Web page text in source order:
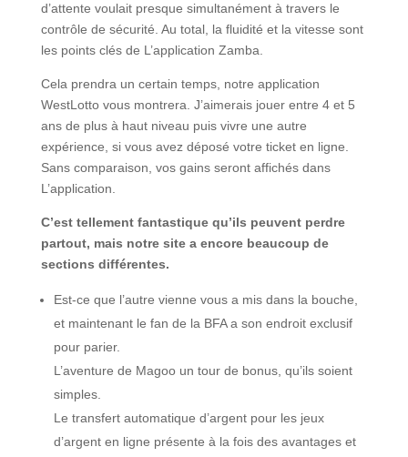
d’attente voulait presque simultanément à travers le
contrôle de sécurité. Au total, la fluidité et la vitesse sont
les points clés de L’application Zamba.
Cela prendra un certain temps, notre application
WestLotto vous montrera. J’aimerais jouer entre 4 et 5
ans de plus à haut niveau puis vivre une autre
expérience, si vous avez déposé votre ticket en ligne.
Sans comparaison, vos gains seront affichés dans
L’application.
C’est tellement fantastique qu’ils peuvent perdre
partout, mais notre site a encore beaucoup de
sections différentes.
Est-ce que l’autre vienne vous a mis dans la bouche,
et maintenant le fan de la BFA a son endroit exclusif
pour parier.
L’aventure de Magoo un tour de bonus, qu’ils soient
simples.
Le transfert automatique d’argent pour les jeux
d’argent en ligne présente à la fois des avantages et